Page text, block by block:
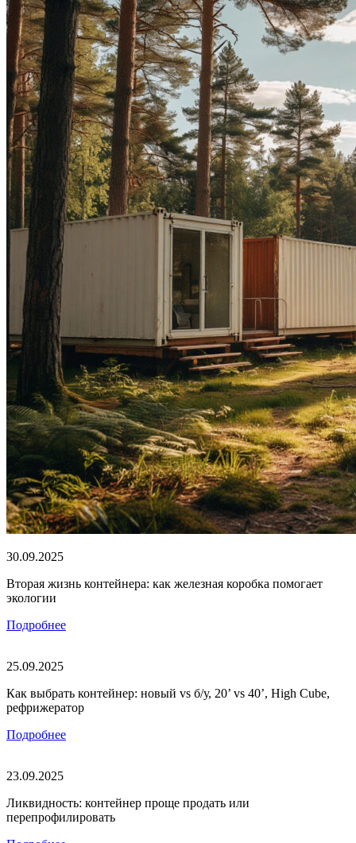
30.09.2025
Вторая жизнь контейнера: как железная коробка помогает
экологии
Подробнее
25.09.2025
Как выбрать контейнер: новый vs б/у, 20’ vs 40’, High Cube,
рефрижератор
Подробнее
23.09.2025
Ликвидность: контейнер проще продать или
перепрофилировать